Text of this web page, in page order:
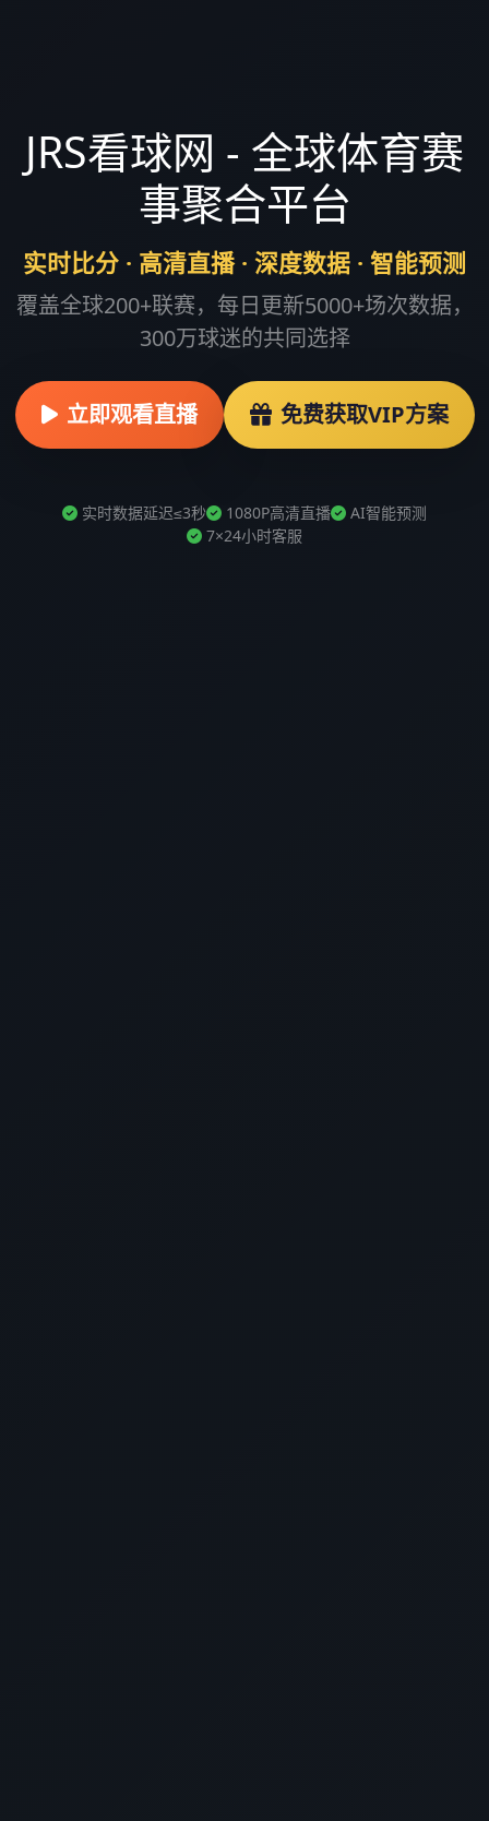
JRS看球网 - 全球体育赛
事聚合平台
实时比分 · 高清直播 · 深度数据 · 智能预测
覆盖全球200+联赛，每日更新5000+场次数据，
300万球迷的共同选择
立即观看直播 免费获取VIP方案
实时数据延迟≤3秒 1080P高清直播
AI智能预测
7×24小时客服